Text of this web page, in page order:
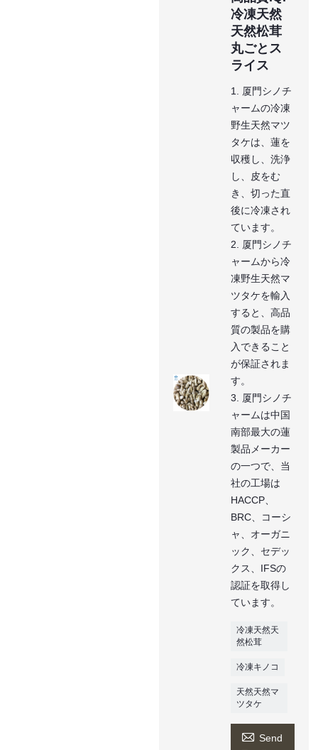
冷凍天然
天然松茸
丸ごとス
ライス
1. 厦門シノチ
ャームの冷凍
野生天然マツ
タケは、蓮を
収穫し、洗浄
し、皮をむ
き、切った直
後に冷凍され
ています。
2. 厦門シノチ
ャームから冷
凍野生天然マ
ツタケを輸入
すると、高品
質の製品を購
入できること
が保証されま
す。
3. 厦門シノチ
ャームは中国
南部最大の蓮
製品メーカー
の一つで、当
社の工場は
HACCP、
BRC、コーシ
ャ、オーガニ
ック、セデッ
クス、IFSの
認証を取得し
ています。
冷凍天然天
然松茸
冷凍キノコ
天然天然マ
ツタケ
 Send